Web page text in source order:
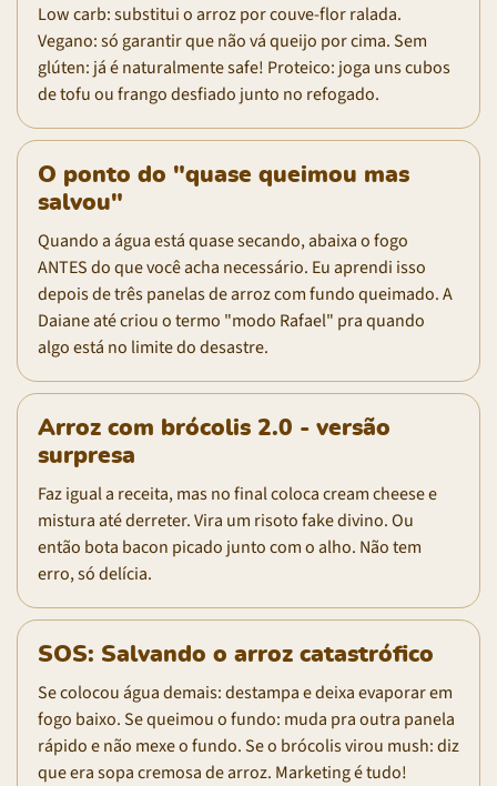
Low carb: substitui o arroz por couve-flor ralada.
Vegano: só garantir que não vá queijo por cima. Sem
glúten: já é naturalmente safe! Proteico: joga uns cubos
de tofu ou frango desfiado junto no refogado.
O ponto do "quase queimou mas
salvou"
Quando a água está quase secando, abaixa o fogo
ANTES do que você acha necessário. Eu aprendi isso
depois de três panelas de arroz com fundo queimado. A
Daiane até criou o termo "modo Rafael" pra quando
algo está no limite do desastre.
Arroz com brócolis 2.0 - versão
surpresa
Faz igual a receita, mas no final coloca cream cheese e
mistura até derreter. Vira um risoto fake divino. Ou
então bota bacon picado junto com o alho. Não tem
erro, só delícia.
SOS: Salvando o arroz catastrófico
Se colocou água demais: destampa e deixa evaporar em
fogo baixo. Se queimou o fundo: muda pra outra panela
rápido e não mexe o fundo. Se o brócolis virou mush: diz
que era sopa cremosa de arroz. Marketing é tudo!